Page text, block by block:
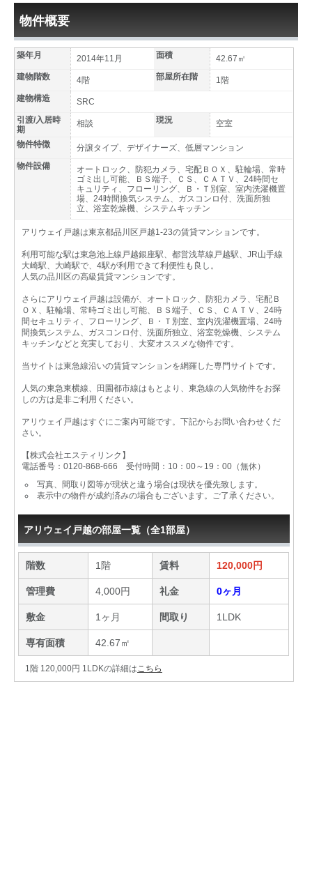
物件概要
築年月 2014年11月 面積
42.67㎡
建物階数
4階 部屋所在階
1階
建物構造
SRC
引渡/入居時
期
相談 現況 空室
物件特徴
分譲タイプ、デザイナーズ、低層マンション
物件設備
オートロック、防犯カメラ、宅配ＢＯＸ、駐輪場、常時
ゴミ出し可能、ＢＳ端子、ＣＳ、ＣＡＴＶ、24時間セ
キュリティ、フローリング、Ｂ・Ｔ別室、室内洗濯機置
場、24時間換気システム、ガスコンロ付、洗面所独
立、浴室乾燥機、システムキッチン
アリウェイ戸越は東京都品川区戸越1-23の賃貸マンションです。
利用可能な駅は東急池上線戸越銀座駅、都営浅草線戸越駅、JR山手線
大崎駅、大崎駅で、4駅が利用できて利便性も良し。
人気の品川区の高級賃貸マンションです。
さらにアリウェイ戸越は設備が、オートロック、防犯カメラ、宅配Ｂ
ＯＸ、駐輪場、常時ゴミ出し可能、ＢＳ端子、ＣＳ、ＣＡＴＶ、24時
間セキュリティ、フローリング、Ｂ・Ｔ別室、室内洗濯機置場、24時
間換気システム、ガスコンロ付、洗面所独立、浴室乾燥機、システム
キッチンなどと充実しており、大変オススメな物件です。
当サイトは東急線沿いの賃貸マンションを網羅した専門サイトです。
人気の東急東横線、田園都市線はもとより、東急線の人気物件をお探
しの方は是非ご利用ください。
アリウェイ戸越はすぐにご案内可能です。下記からお問い合わせくだ
さい。
【株式会社エスティリンク】
電話番号：0120-868-666 受付時間：10：00～19：00（無休）
写真、間取り図等が現状と違う場合は現状を優先致します。
表示中の物件が成約済みの場合もございます。ご了承ください。
アリウェイ戸越の部屋一覧（全1部屋）
階数 1階 賃料 120,000円
管理費 4,000円 礼金 0ヶ月
敷金 1ヶ月 間取り 1LDK
専有面積 42.67㎡
1階 120,000円 1LDKの詳細は こちら